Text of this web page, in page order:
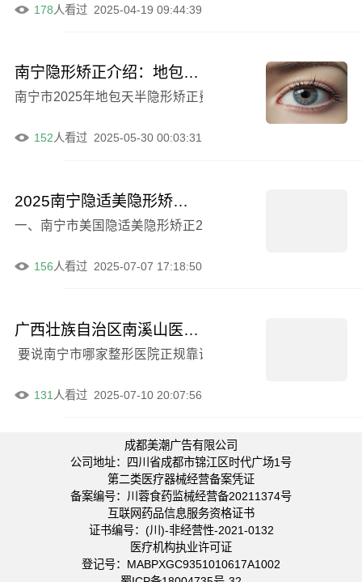
2025-04-19 09:44:39
178人看过
南宁隐形矫正介绍：地包天半隐形费用全解析，舒适天使口腔门诊部2025价格一览
南宁市2025年地包天半隐形矫正费用一览：价格透明，选
2025-05-30 00:03:31
152人看过
2025南宁隐适美隐形矫正费用透明公开，均价44970元
一、南宁市美国隐适美隐形矫正2025正规价格大介绍 各位
2025-07-07 17:18:50
156人看过
广西壮族自治区南溪山医院(皮肤科),南宁陈炳俊整形美容诊所口碑严选都是实力派
要说南宁市哪家整形医院正规靠谱技术牛，像广西壮族自
2025-07-10 20:07:56
131 人看过
成都美潮广告有限公司
公司地址：四川省成都市锦江区时代广场1号
第二类医疗器械经营备案凭证
备案编号：川蓉食药监械经营备20211374号
互联网药品信息服务资格证书
证书编号：(川)-非经营性-2021-0132
医疗机构执业许可证
登记号：MABPXGC9351010617A1002